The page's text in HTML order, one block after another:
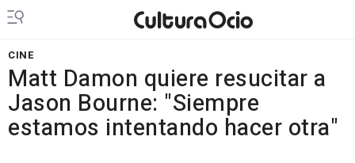
CINE
Matt Damon quiere resucitar a
Jason Bourne: "Siempre
estamos intentando hacer otra"